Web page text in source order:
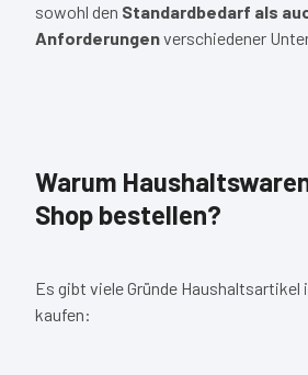
sowohl den Standardbedarf als
Anforderungenverschiedener
Warum
Shop bestellen?
Es gibt viele Gründe Haushaltsartikel
kaufen: